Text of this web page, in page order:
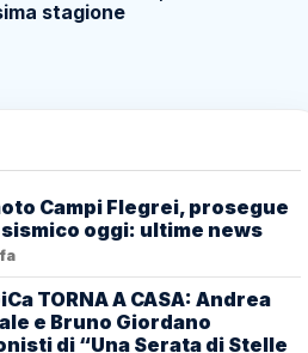
stagione
Campi Flegrei, prosegue
oggi: ultime news
TORNA A CASA: Andrea
e Bruno Giordano
di “Una Serata di Stelle